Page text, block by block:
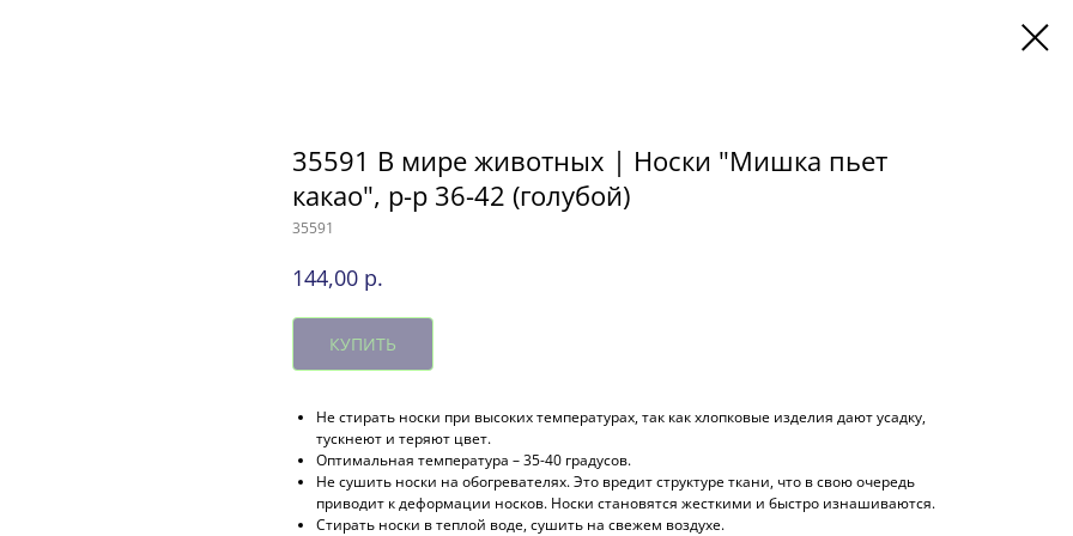
35591 В мире животных | Носки "Мишка пьет
какао", р-р 36-42 (голубой)
35591
144,00 р.
КУПИТЬ
Не стирать носки при высоких температурах, так как хлопковые изделия дают усадку,
тускнеют и теряют цвет.
Оптимальная температура – 35-40 градусов.
Не сушить носки на обогревателях. Это вредит структуре ткани, что в свою очередь
приводит к деформации носков. Носки становятся жесткими и быстро изнашиваются.
Стирать носки в теплой воде, сушить на свежем воздухе.